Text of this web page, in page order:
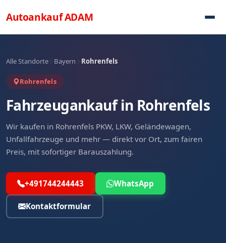
AutoankaufADAM
Alle Standorte Bayern Rohrenfels
Rohrenfels
Fahrzeugankauf in Rohrenfels
Wir kaufen in Rohrenfels PKW, LKW, Geländewagen,
Unfallfahrzeuge und mehr — direkt vor Ort, zum fairen
Preis, mit sofortiger Barauszahlung.
+491744244443 WhatsApp
Kontaktformular